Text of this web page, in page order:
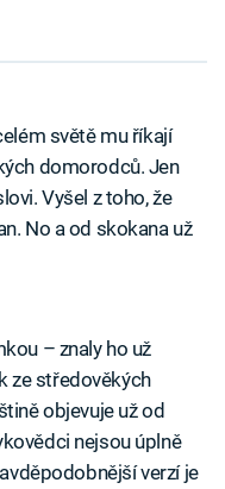
světě mu říkají
domorodců. Jen
Vyšel z toho, že
No a od skokana už
– znaly ho už
ze středověkých
objevuje už od
nejsou úplně
verzí je